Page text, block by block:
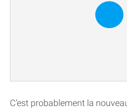
C’est probablement la